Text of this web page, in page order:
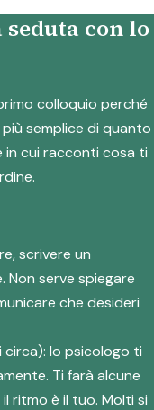
seduta con lo
colloquio perché
semplice di quanto
in cui racconti cosa ti
scrivere un
Non serve spiegare
che desideri
lo psicologo ti
Ti farà alcune
ritmo è il tuo. Molti si